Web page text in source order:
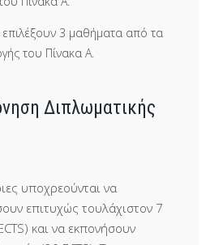
3 μαθήματα από τα
του Πίνακα Α.
Διπλωματικής
υποχρεούνται να
επιτυχώς τουλάχιστον 7
και να εκπονήσουν